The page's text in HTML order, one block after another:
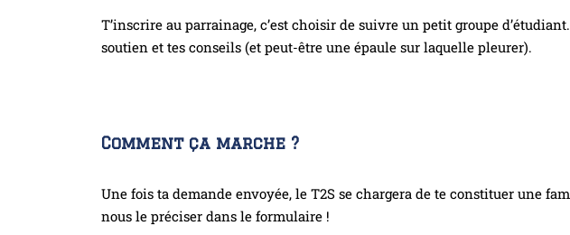
T’inscrire au parrainage, c’est choisir de suivre un petit groupe
soutien et tes conseils (et peut-être une épaule sur laquelle pleurer).
Comment ça marche ?
Une fois ta demande envoyée, le T2S se chargera de te constituer une
nous le préciser dans le formulaire !